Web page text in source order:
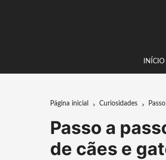
INÍCIO
Página inicial Curiosidades
Passo a
de cães e